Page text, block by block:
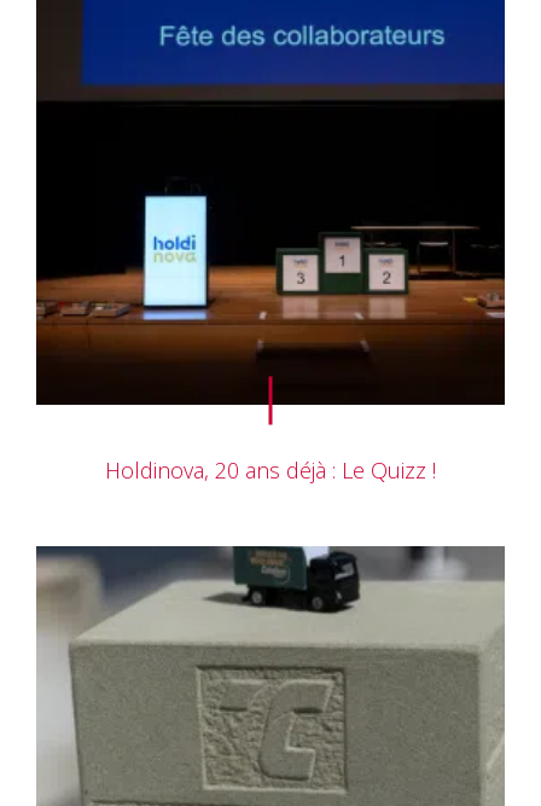
Holdinova, 20 ans déjà : Le Quizz !